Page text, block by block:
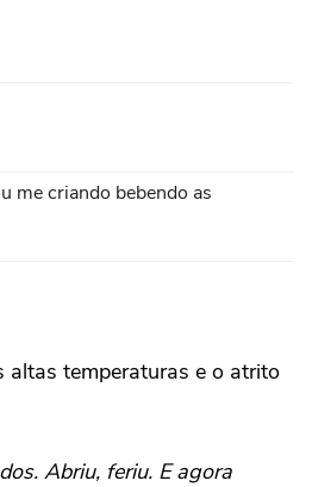
me criando bebendo as
altas temperaturas e o atrito
Abriu, feriu. E agora